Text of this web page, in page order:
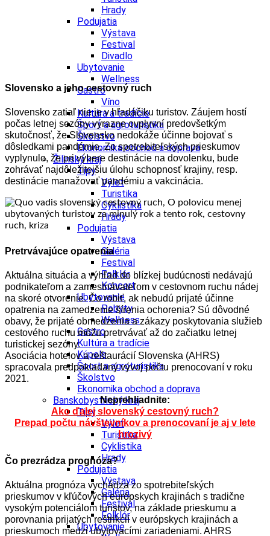
Hrady
Podujatia
Výstava
Festival
Divadlo
Ubytovanie
Wellness
Gastro
Víno
Kultúra a tradície
Šport a agroturistika
Školstvo
Ekonomika obchod a doprava
Žilinský kraj
Tipy
Výlet
Turistika
Cyklistika
Hrady
Podujatia
Výstava
Galéria
Festival
Folklór
Koncert
Ubytovanie
Pobyty
Wellness
Gastro
Kultúra a tradície
Kúpele
Šport a agroturistika
Školstvo
Ekonomika obchod a doprava
Banskobystrický kraj
Tipy
Výlet
Turistika
Cyklistika
Hrady
Podujatia
Výstava
Galéria
Festival
Folklór
Ubytovanie
Slovensko a jeho cestovný ruch
Slovensko zatiaľ nie je v hľadáčiku turistov. Záujem hostí
počas letnej sezóny výrazne ovplyvní predovšetkým
skutočnosť, že Slovensko nedokáže účinne bojovať s
dôsledkami pandémie. Zo spotrebiteľských prieskumov
vyplynulo, že pri výbere destinácie na dovolenku, bude
zohrávať najdôležitejšiu úlohu schopnosť krajiny, resp.
destinácie manažovať pandémiu a vakcinácia.
Pretrvávajúce opatrenia
Aktuálna situácia a výhľad do blízkej budúcnosti nedávajú
podnikateľom a zamestnávateľom v cestovnom ruchu nádej
na skoré otvorenie. Čo robiť, ak nebudú prijaté účinne
opatrenia na zamedzenie šírenia ochorenia? Sú dôvodné
obavy, že prijaté obmedzenia a zákazy poskytovania služieb
cestového ruchu môžu pretrvávať až do začiatku letnej
turistickej sezóny.
Asociácia hotelov a reštaurácií Slovenska (AHRS)
spracovala predpokladaný vývoj počtu prenocovaní v roku
2021.
Neprehliadnite:
Ako ďalej slovenský cestovný ruch?
Prepad počtu návštevníkov a prenocovaní je aj v lete
hrozivý
Čo prezrádza prognóza?
Aktuálna prognóza vychádza zo spotrebiteľských
prieskumov v kľúčových európskych krajinách s tradične
vysokým potenciálom turistov, na základe prieskumu a
porovnania prijatých reštrikcií v európskych krajinách a
prieskumoch medzi ubytovacími zariadeniami. AHRS